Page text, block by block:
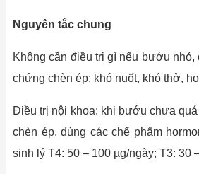
Nguyên tắc chung
Không cần điều trị gì nếu bướu nhỏ,
chứng chèn ép: khó nuốt, khó thở,
Điều trị nội khoa: khi bướu chưa
chèn ép, dùng các chế phẩm
sinh lý T4: 50 – 100 µg/ngày; T3: 30